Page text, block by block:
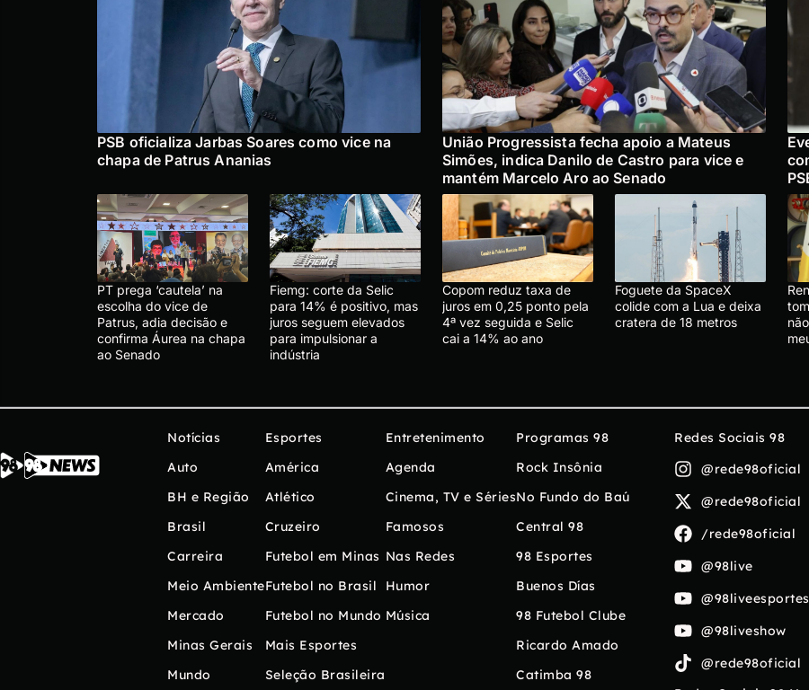
PSB oficializa Jarbas Soares como vice na
chapa de Patrus Ananias
União Progressista fecha apoio a Mateus
Simões, indica Danilo de Castro para vice e
mantém Marcelo Aro ao Senado
PT prega ‘cautela’ na
escolha do vice de
Patrus, adia decisão e
confirma Áurea na chapa
ao Senado
Fiemg: corte da Selic
para 14% é positivo, mas
juros seguem elevados
para impulsionar a
indústria
Copom reduz taxa de
juros em 0,25 ponto pela
4ª vez seguida e Selic
cai a 14% ao ano
Foguete da SpaceX
colide com a Lua e deixa
cratera de 18 metros
Notícias
Auto
BH e Região
Brasil
Carreira
Meio Ambiente
Mercado
Minas Gerais
Mundo
Esportes
América
Atlético
Cruzeiro
Futebol em Minas
Futebol no Brasil
Futebol no Mundo
Mais Esportes
Seleção Brasileira
Entretenimento
Agenda
Cinema, TV e Séries
Famosos
Nas Redes
Humor
Música
Programas 98
Rock Insônia
No Fundo do Baú
Central 98
98 Esportes
Buenos Días
98 Futebol Clube
Ricardo Amado
Catimba 98
Redes Sociais 98
@rede98oficial
@rede98oficial
/rede98oficial
@98live
@98liveesportes
@98liveshow
@rede98oficial